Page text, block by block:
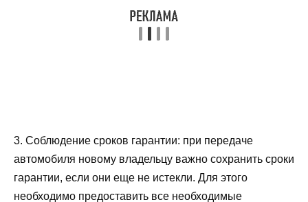
3. Соблюдение сроков гарантии: при передаче
автомобиля новому владельцу важно сохранить сроки
гарантии, если они еще не истекли. Для этого
необходимо предоставить все необходимые